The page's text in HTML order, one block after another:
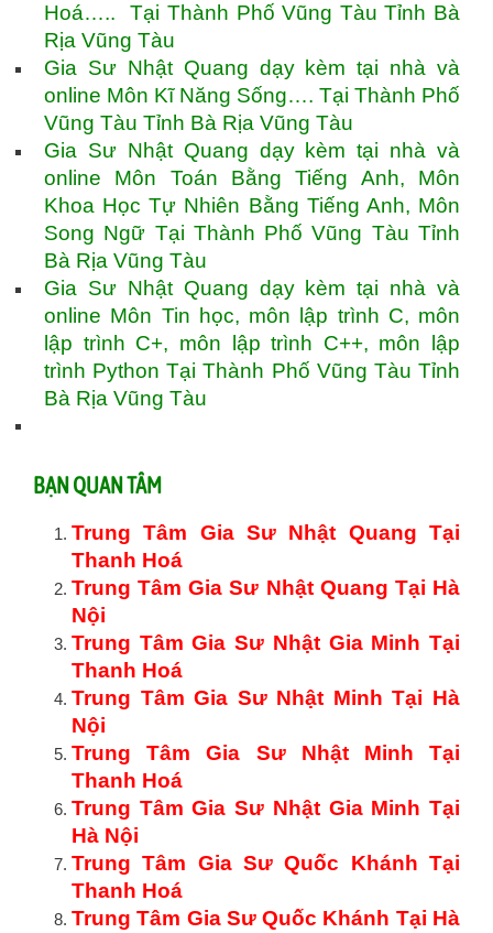
Hoá….. Tại Thành Phố Vũng Tàu Tỉnh Bà
Rịa Vũng Tàu
Gia Sư Nhật Quang dạy kèm tại nhà và
online Môn Kĩ Năng Sống…. Tại Thành Phố
Vũng Tàu Tỉnh Bà Rịa Vũng Tàu
Gia Sư Nhật Quang dạy kèm tại nhà và
online Môn Toán Bằng Tiếng Anh, Môn
Khoa Học Tự Nhiên Bằng Tiếng Anh, Môn
Song Ngữ Tại Thành Phố Vũng Tàu Tỉnh
Bà Rịa Vũng Tàu
Gia Sư Nhật Quang dạy kèm tại nhà và
online Môn Tin học, môn lập trình C, môn
lập trình C+, môn lập trình C++, môn lập
trình Python Tại Thành Phố Vũng Tàu Tỉnh
Bà Rịa Vũng Tàu
BẠN QUAN TÂM
Trung Tâm Gia Sư Nhật Quang Tại
Thanh Hoá
Trung Tâm Gia Sư Nhật Quang Tại Hà
Nội
Trung Tâm Gia Sư Nhật Gia Minh Tại
Thanh Hoá
Trung Tâm Gia Sư Nhật Minh Tại Hà
Nội
Trung Tâm Gia Sư Nhật Minh Tại
Thanh Hoá
Trung Tâm Gia Sư Nhật Gia Minh Tại
Hà Nội
Trung Tâm Gia Sư Quốc Khánh Tại
Thanh Hoá
Trung Tâm Gia Sư Quốc Khánh Tại Hà